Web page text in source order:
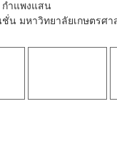
กำแพงแสน
น มหาวิทยาลัยเกษตรศ